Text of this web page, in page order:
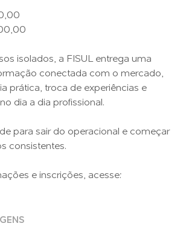
isolados, a FISUL entrega uma
conectada com o mercado,
prática, troca de experiências e
dia a dia profissional.
para sair do operacional e começar
consistentes.
e inscrições, acesse: